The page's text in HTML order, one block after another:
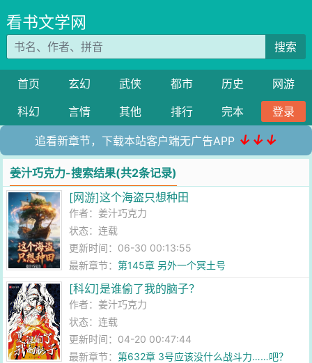
看书文学网
搜索
首页 玄幻 武侠 都市 历史
网游
科幻
言情 其他 排行 完本 登录
追看新章节，下载本站客户端无广告APP ↓↓↓
姜汁巧克力-搜索结果(共2条记录)
[网游]这个海盗只想种田
作者：姜汁巧克力
状态：连载
更新时间：06-30 00:13:55
最新章节：第145章 另外一个冥土号
[科幻]是谁偷了我的脑子？
作者：姜汁巧克力
状态：连载
更新时间：04-20 00:47:44
最新章节：第632章 3号应该没什么战斗力……吧？